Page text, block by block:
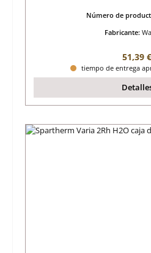
Número de
Fabricante:
Precio
51,39 €
tiempo de entrega